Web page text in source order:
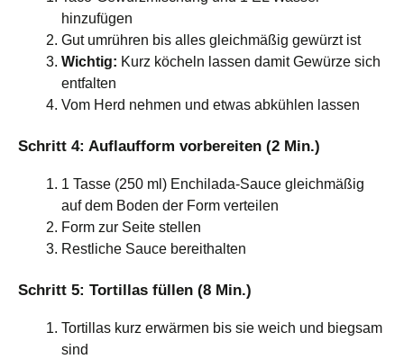
hinzufügen
Gut umrühren bis alles gleichmäßig gewürzt ist
Wichtig: Kurz köcheln lassen damit Gewürze sich
entfalten
Vom Herd nehmen und etwas abkühlen lassen
Schritt 4: Auflaufform vorbereiten (2 Min.)
1 Tasse (250 ml) Enchilada-Sauce gleichmäßig
auf dem Boden der Form verteilen
Form zur Seite stellen
Restliche Sauce bereithalten
Schritt 5: Tortillas füllen (8 Min.)
Tortillas kurz erwärmen bis sie weich und biegsam
sind